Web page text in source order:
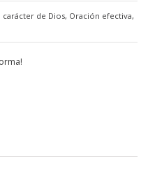
carácter de Dios, Oración efectiva,